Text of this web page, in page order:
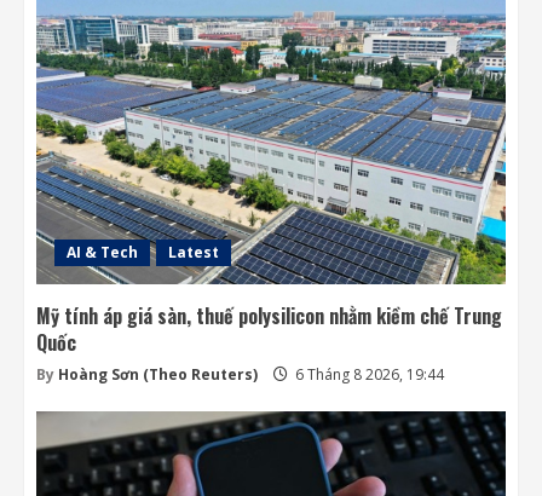
AI & Tech Latest
Mỹ tính áp giá sàn, thuế polysilicon nhằm kiềm chế Trung
Quốc
By Hoàng Sơn (Theo Reuters) 6 Tháng 8 2026, 19:44